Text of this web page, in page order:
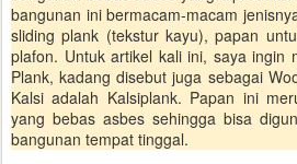
bangunan ini bermacam-macam
sliding plank (tekstur kayu), papan
plafon. Untuk artikel kali ini, saya ingin
Plank, kadang disebut juga sebagai
Kalsi adalah Kalsiplank. Papan ini
yang bebas asbes sehingga bisa
bangunan tempat tinggal.